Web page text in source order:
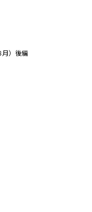
月）後編